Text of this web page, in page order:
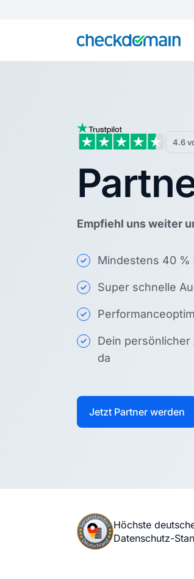
4.6
Empfiehl uns weiter
Mindestens 40 %
Super schnelle
Dein
da
Jetzt Partner werden
Höchste
Datenschutz-